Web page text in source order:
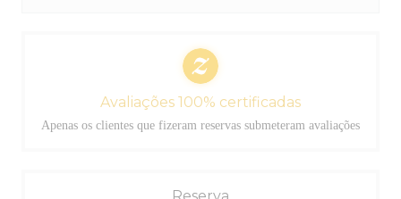
Avaliações 100% certificadas
Apenas os clientes que fizeram reservas submeteram avaliações